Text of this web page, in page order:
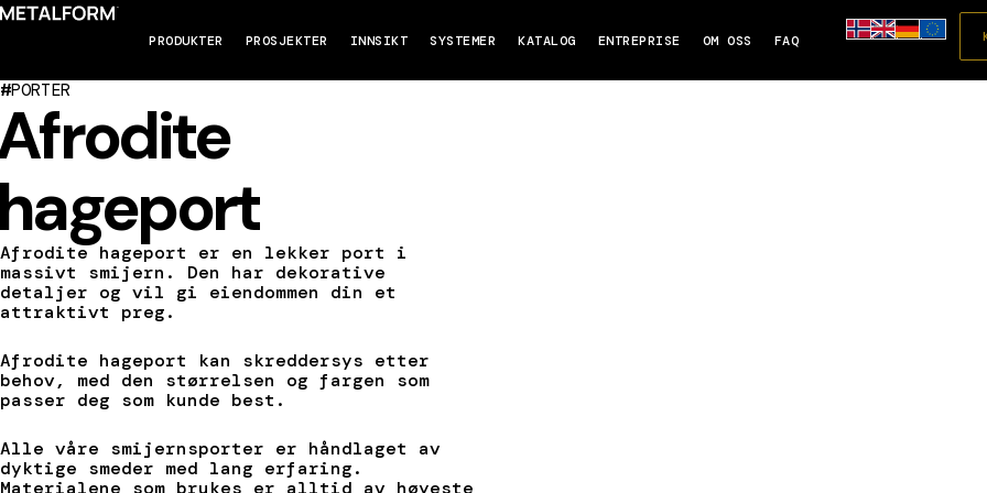
PRODUKTER PROSJEKTER INNSIKT SYSTEMER KATALOG ENTREPRISE OM OSS FAQ
#PORTER
Afrodite hageport er en lekker port i
massivt smijern. Den har dekorative
detaljer og vil gi eiendommen din et
attraktivt preg.
Afrodite hageport kan skreddersys etter
behov, med den størrelsen og fargen som
passer deg som kunde best.
Alle våre smijernsporter er håndlaget av
dyktige smeder med lang erfaring.
Materialene som brukes er alltid av høyeste